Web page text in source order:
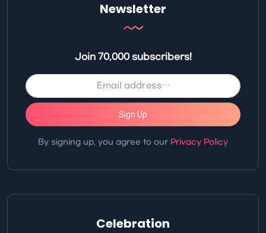
Newsletter
Join 70,000 subscribers!
Sign Up
By signing up, you agree to our Privacy Policy
Celebration